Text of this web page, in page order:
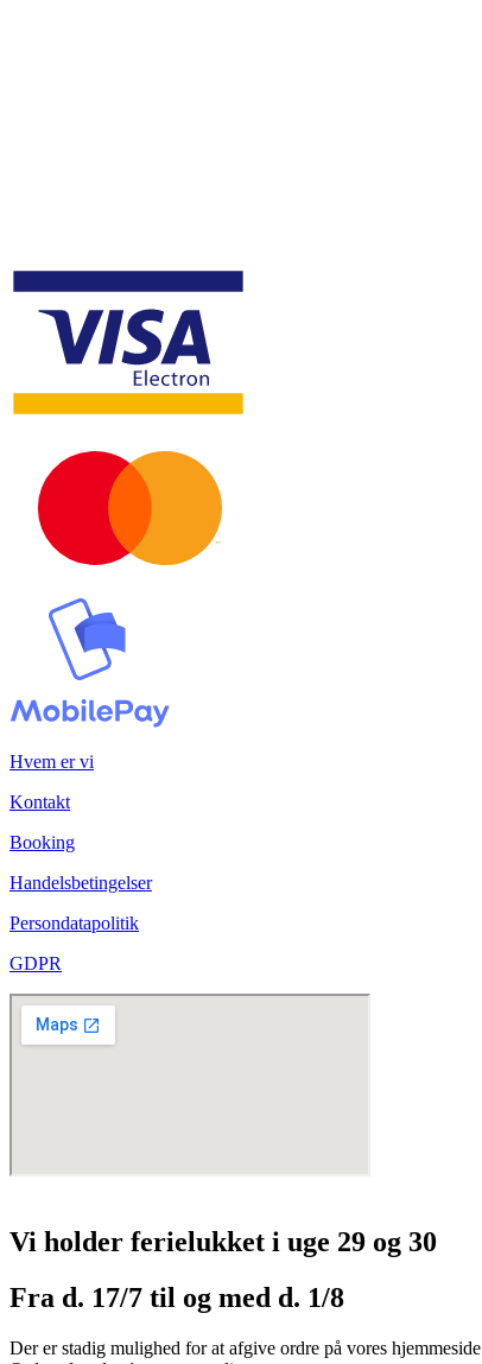
Hvem er vi
Kontakt
Booking
Handelsbetingelser
Persondatapolitik
GDPR
Vi holder ferielukket i uge 29 og 30
Fra d. 17/7 til og med d. 1/8
Der er stadig mulighed for at afgive ordre på vores hjemmeside